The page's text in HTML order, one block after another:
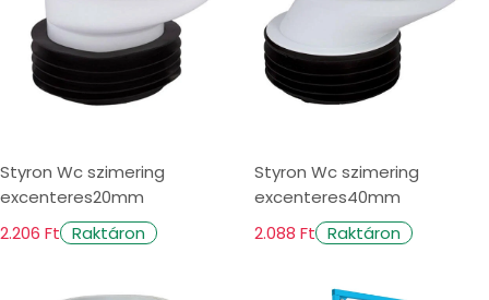
Styron Wc szimering
excenteres20mm
2.206 Ft Raktáron
Styron Wc szimering
excenteres40mm
2.088 Ft Raktáron